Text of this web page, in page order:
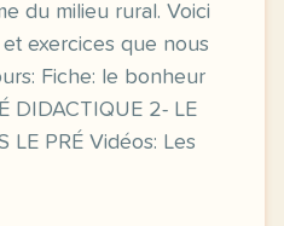
du milieu rural. Voici
exercices que nous
Fiche: le bonheur
DIDACTIQUE 2- LE
LE PRÉ Vidéos: Les